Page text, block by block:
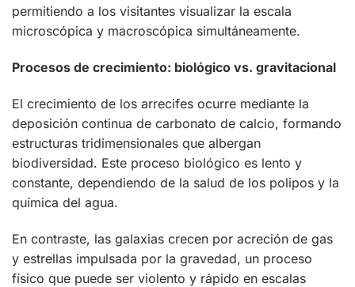
permitiendo a los visitantes visualizar la escala
microscópica y macroscópica simultáneamente.
Procesos de crecimiento: biológico vs. gravitacional
El crecimiento de los arrecifes ocurre mediante la
deposición continua de carbonato de calcio, formando
estructuras tridimensionales que albergan
biodiversidad. Este proceso biológico es lento y
constante, dependiendo de la salud de los polipos y la
química del agua.
En contraste, las galaxias crecen por acreción de gas
y estrellas impulsada por la gravedad, un proceso
físico que puede ser violento y rápido en escalas